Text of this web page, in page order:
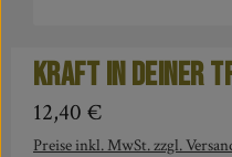
Kraft in deiner
Regulärer Preis:
12,40 €
Preise inkl. MwSt. zzgl.